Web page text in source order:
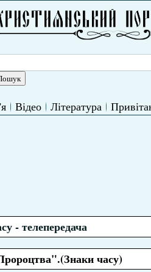
Відео Література
- телепередача
часу)